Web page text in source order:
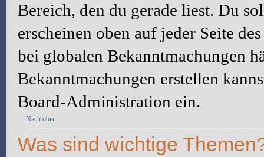
Bereich, den du gerade liest. Du
erscheinen oben auf jeder Seite
bei globalen Bekanntmachungen
Bekanntmachungen erstellen
Board-Administration ein.
Nach oben
Was sind wichtige